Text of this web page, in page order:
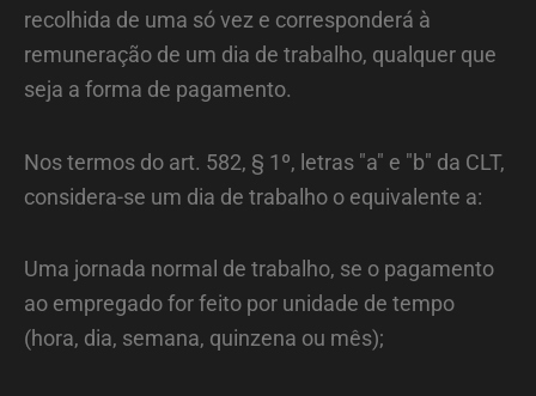
recolhida de uma só vez e corresponderá à
remuneração de um dia de trabalho, qualquer que
seja a forma de pagamento.
Nos termos do art. 582, § 1º, letras "a" e "b" da CLT,
considera-se um dia de trabalho o equivalente a:
Uma jornada normal de trabalho, se o pagamento
ao empregado for feito por unidade de tempo
(hora, dia, semana, quinzena ou mês);